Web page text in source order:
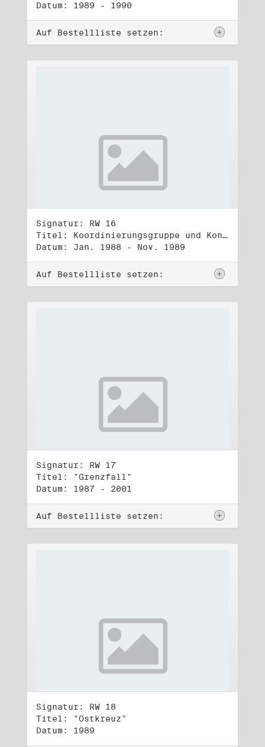
Datum: 1989 - 1990
Auf Bestellliste setzen:
Signatur: RW 16
Titel: Koordinierungsgruppe und Kontakttelefongruppe
Datum: Jan. 1988 - Nov. 1989
Auf Bestellliste setzen:
Signatur: RW 17
Titel: "Grenzfall"
Datum: 1987 - 2001
Auf Bestellliste setzen:
Signatur: RW 18
Titel: "Ostkreuz"
Datum: 1989